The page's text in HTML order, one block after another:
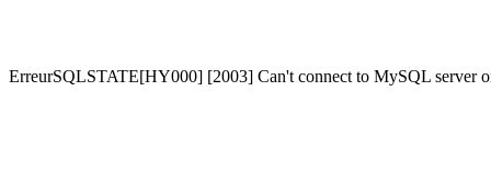
ErreurSQLSTATE[HY000] [2003] Can't connect to MySQL server